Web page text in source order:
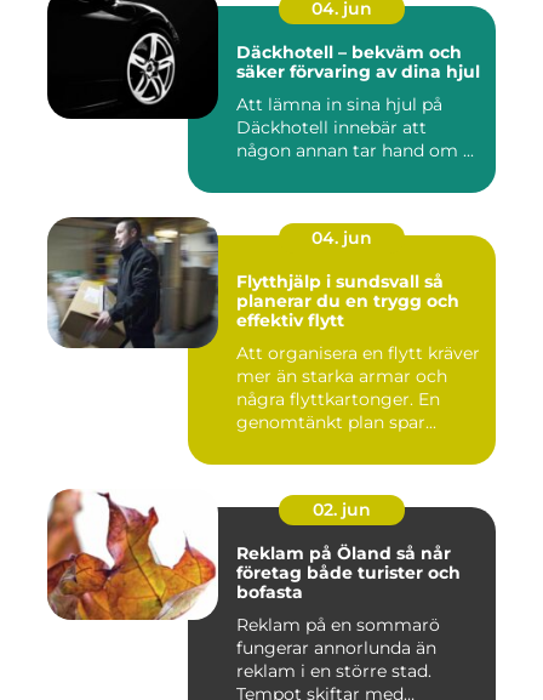
04. jun
Däckhotell – bekväm och
säker förvaring av dina hjul
Att lämna in sina hjul på
Däckhotell innebär att
någon annan tar hand om ...
04. jun
Flytthjälp i sundsvall så
planerar du en trygg och
effektiv flytt
Att organisera en flytt kräver
mer än starka armar och
några flyttkartonger. En
genomtänkt plan spar...
02. jun
Reklam på Öland så når
företag både turister och
bofasta
Reklam på en sommarö
fungerar annorlunda än
reklam i en större stad.
Tempot skiftar med